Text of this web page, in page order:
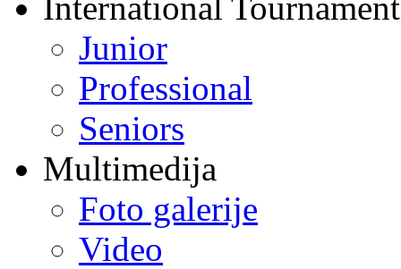
Junior
Professional
Seniors
Multimedija
Foto galerije
Video